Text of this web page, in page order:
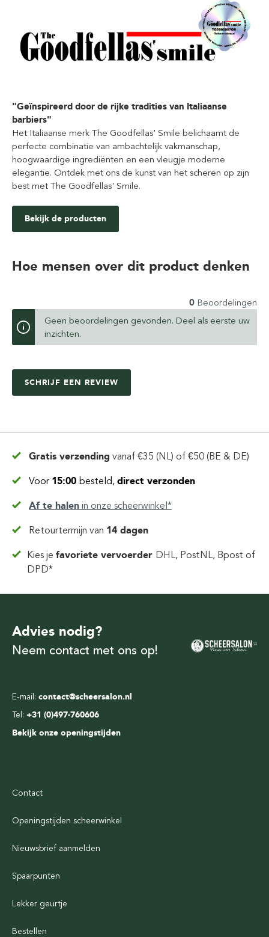
"Geïnspireerd door de rijke tradities van Italiaanse
barbiers"
Het Italiaanse merk The Goodfellas' Smile belichaamt de
perfecte combinatie van ambachtelijk vakmanschap,
hoogwaardige ingrediënten en een vleugje moderne
elegantie. Ontdek met ons de kunst van het scheren op zijn
best met The Goodfellas' Smile.
Bekijk de producten
Hoe mensen over dit product denken
0 Beoordelingen
Geen beoordelingen gevonden. Deel als eerste uw
inzichten.
SCHRIJF EEN REVIEW
Gratis verzending vanaf €35 (NL) of €50 (BE & DE)
Voor 15:00 besteld, direct verzonden
Af te halen in onze scheerwinkel*
Retourtermijn van 14 dagen
Kies jefavoriete vervoerder DHL, PostNL, Bpost of
DPD*
E-mail: contact@scheersalon.nl
Tel: +31 (0)497-760606
Bekijk onze openingstijden
Advies nodig?
Neem contact met ons op!
Contact
Openingstijden scheerwinkel
Nieuwsbrief aanmelden
Spaarpunten
Lekker geurtje
Bestellen